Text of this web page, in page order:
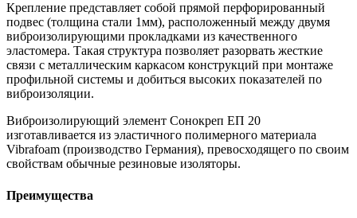
Крепление представляет собой прямой перфорированный
подвес (толщина стали 1мм), расположенный между двумя
виброизолирующими прокладками из качественного
эластомера. Такая структура позволяет разорвать жесткие
связи с металлическим каркасом конструкций при монтаже
профильной системы и добиться высоких показателей по
виброизоляции.
Виброизолирующий элемент Сонокреп ЕП 20
изготавливается из эластичного полимерного материала
Vibrafoam (производство Германия), превосходящего по своим
свойствам обычные резиновые изоляторы.
Преимущества